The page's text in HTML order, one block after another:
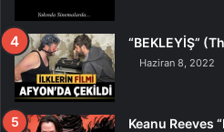
“BEKLEYİŞ”
Haziran 8, 2022
Keanu Reeves